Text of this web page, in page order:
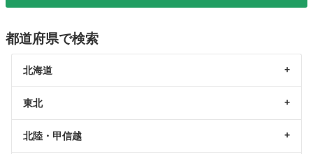
都道府県で検索
北海道
東北
北陸・甲信越